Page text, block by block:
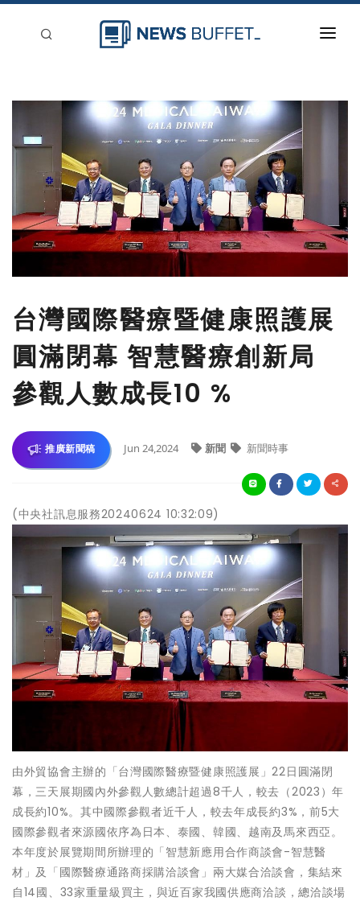
新聞稿分類
刊登
台灣國際醫療暨健康照護展
圓滿閉幕 智慧醫療創新局
參觀人數成長10 %
推廣新聞稿 Jun 24,2024 新聞 新聞時事
(中央社訊息服務20240624 10:32:09)
由外貿協會主辦的「台灣國際醫療暨健康照護展」22日圓滿閉
幕，三天展期國內外參觀人數總計超過8千人，較去（2023）年
成長約10%。其中國際參觀者近千人，較去年成長約3%，前5大
國際參觀者來源國依序為日本、泰國、韓國、越南及馬來西亞。
本年度於展覽期間所辦理的「智慧新應用合作商談會-智慧醫
材」及「國際醫療通路商採購洽談會」兩大媒合洽談會，集結來
自14國、33家重量級買主，與近百家我國供應商洽談，總洽談場